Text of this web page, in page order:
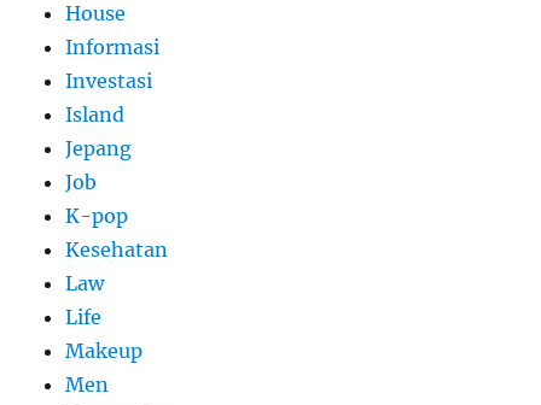
House
Informasi
Investasi
Island
Jepang
Job
K-pop
Kesehatan
Law
Life
Makeup
Men